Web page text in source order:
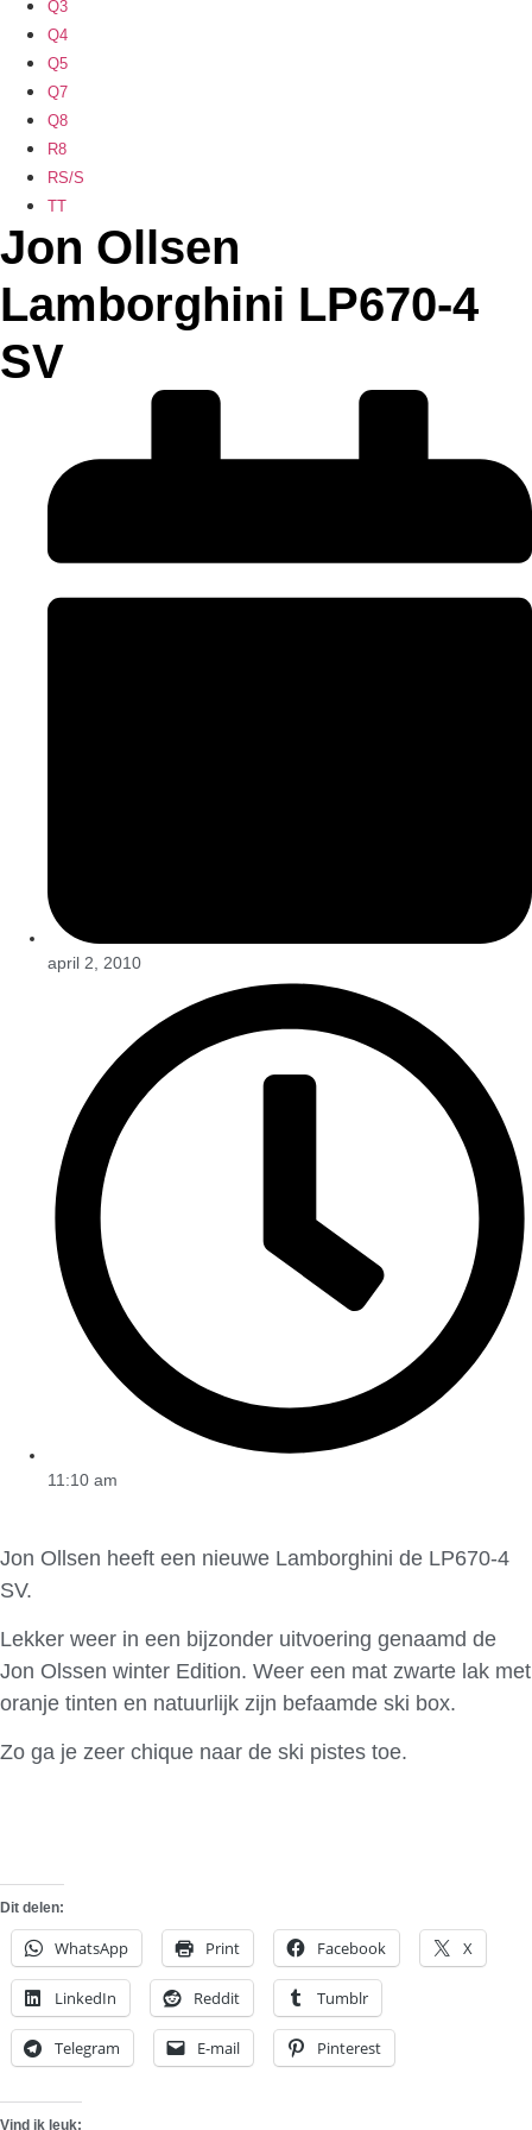
Q3
Q4
Q5
Q7
Q8
R8
RS/S
TT
Jon Ollsen
Lamborghini LP670-4
SV
april 2, 2010
11:10 am
Jon Ollsen heeft een nieuwe Lamborghini de LP670-4
SV.
Lekker weer in een bijzonder uitvoering genaamd de
Jon Olssen winter Edition. Weer een mat zwarte lak met
oranje tinten en natuurlijk zijn befaamde ski box.
Zo ga je zeer chique naar de ski pistes toe.
Dit delen:
WhatsApp Print Facebook X
LinkedIn Reddit Tumblr
Telegram E-mail Pinterest
Vind ik leuk: